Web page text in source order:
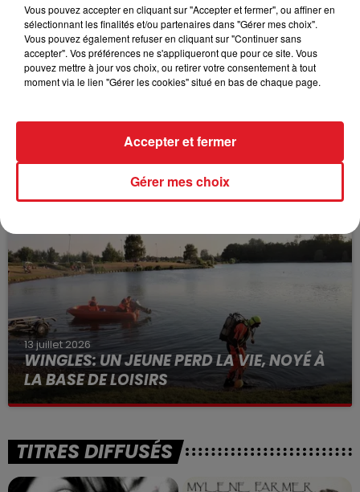
BÉTHUNE: ENQUÊTE POUR HOMICIDE
VOLONTAIRE EN COURS, APRÈS LA...
Selon les premiers éléments, le logement servait
13 juillet 2026
WINGLES: UN JEUNE PERD LA VIE, NOYÉ À
LA BASE DE LOISIRS
La victime a coulé à pic
TITRES DIFFUSÉS
Vous pouvez accepter en cliquant sur "Accepter et fermer", ou affiner en
sélectionnant les finalités et/ou partenaires dans "Gérer mes choix".
Vous pouvez également refuser en cliquant sur "Continuer sans
accepter". Vos préférences ne s'appliqueront que pour ce site. Vous
pouvez mettre à jour vos choix, ou retirer votre consentement à tout
moment via le lien "Gérer les cookies" situé en bas de chaque page.
Gérer mes choix
Accepter et fermer